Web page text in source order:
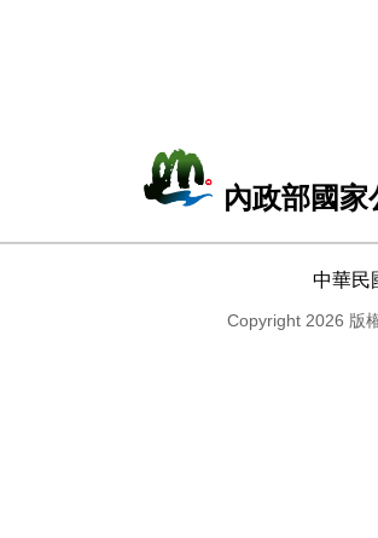
內政部國
中華民
Copyright 2026 版